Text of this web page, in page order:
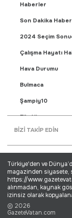
Haberler
Son Dakika
2024 Seçim
Çalışma Hayatı
Hava Durumu
Bulmaca
Şampiy10
Fikstür
Puan Durumu
Yaşam Haberleri
Ekonomi
Dünya Haberleri
Magazin Haberleri
BİZİ TAKİP EDİN
Türkiye'den ve
magazinden siyasete,
https://
alınmadan, kaynak
izinsiz olarak
© 2026
GazeteVatan.com